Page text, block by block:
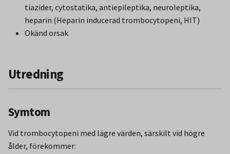
tiazider, cytostatika, antiepileptika, neuroleptika,
heparin (Heparin inducerad trombocytopeni, HIT)
Okänd orsak
Utredning
Symtom
Vid trombocytopeni med lägre värden, särskilt vid högre
ålder, förekommer: